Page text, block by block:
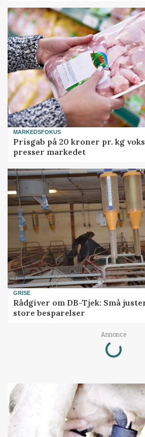
MARKEDSFOKUS
Prisgab på 20 kroner pr. kg
presser markedet
GRISE
Rådgiver om DB-Tjek: Små
store besparelser
Annonce
Loading...